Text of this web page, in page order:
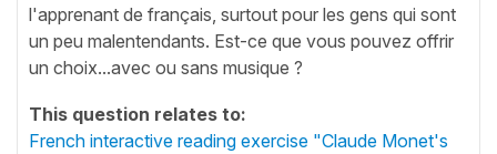
l'apprenant de français, surtout pour les gens qui sont
un peu malentendants. Est-ce que vous pouvez offrir
un choix...avec ou sans musique ?
This question relates to:
French interactive reading exercise "Claude Monet's